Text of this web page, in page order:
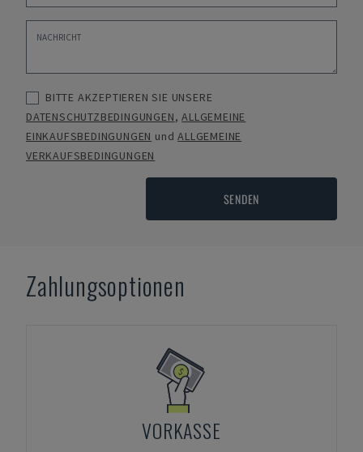
BITTE AKZEPTIEREN SIE UNSERE
DATENSCHUTZBEDINGUNGEN,ALLGEMEINE
EINKAUFSBEDINGUNGEN undALLGEMEINE
VERKAUFSBEDINGUNGEN
SENDEN
Zahlungsoptionen
VORKASSE